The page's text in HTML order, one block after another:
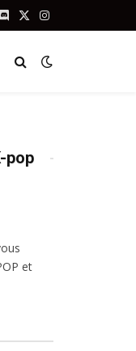
Discord
X
Instagram
pop
et